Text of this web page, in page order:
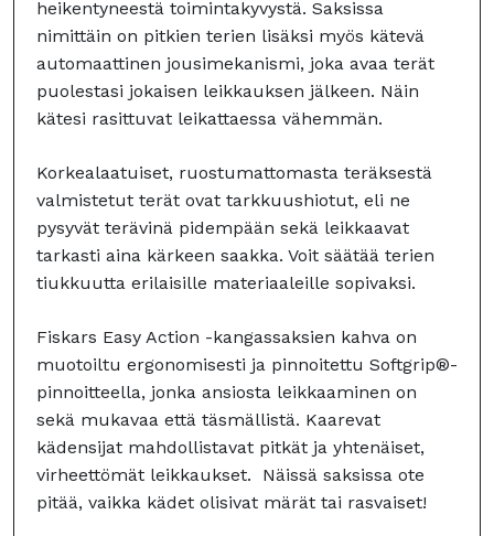
heikentyneestä toimintakyvystä. Saksissa
nimittäin on pitkien terien lisäksi myös kätevä
automaattinen jousimekanismi, joka avaa terät
puolestasi jokaisen leikkauksen jälkeen. Näin
kätesi rasittuvat leikattaessa vähemmän.
Korkealaatuiset, ruostumattomasta teräksestä
valmistetut terät ovat tarkkuushiotut, eli ne
pysyvät terävinä pidempään sekä leikkaavat
tarkasti aina kärkeen saakka. Voit säätää terien
tiukkuutta erilaisille materiaaleille sopivaksi.
Fiskars Easy Action -kangassaksien kahva on
muotoiltu ergonomisesti ja pinnoitettu Softgrip®-
pinnoitteella, jonka ansiosta leikkaaminen on
sekä mukavaa että täsmällistä. Kaarevat
kädensijat mahdollistavat pitkät ja yhtenäiset,
virheettömät leikkaukset. Näissä saksissa ote
pitää, vaikka kädet olisivat märät tai rasvaiset!